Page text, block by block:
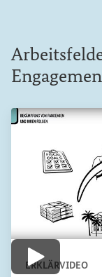
Video
ERKLÄRVIDEO